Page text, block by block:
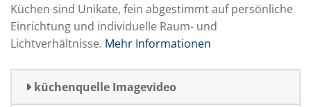
Küchen sind Unikate, fein abgestimmt auf persönliche
Einrichtung und individuelle Raum- und
Lichtverhältnisse. Mehr Informationen
küchenquelle Imagevideo